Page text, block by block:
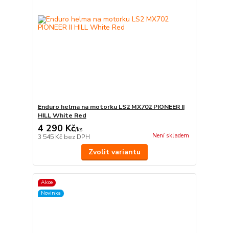
Enduro helma na motorku LS2 MX702 PIONEER II
HILL White Red
4 290 Kč/ks
3 545 Kč bez DPH Není skladem
Zvolit variantu
Akce
Novinka